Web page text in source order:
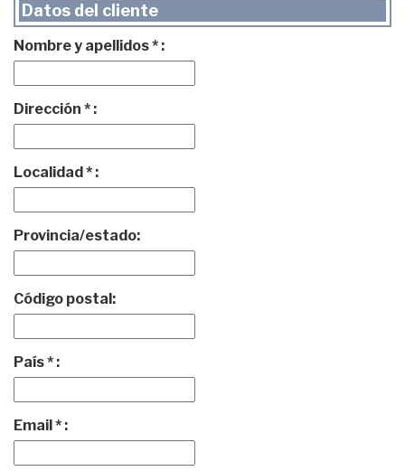
Datos del cliente
Nombre y apellidos * :
Dirección * :
Localidad * :
Provincia/estado:
Código postal:
País * :
Email * :